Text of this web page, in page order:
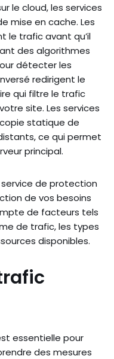
le cloud, les services
mise en cache. Les
le trafic avant qu’il
des algorithmes
détecter les
redirigent le
qui filtre le trafic
site. Les services
statique de
ce qui permet
principal.
de protection
de vos besoins
de facteurs tels
de trafic, les types
disponibles.
essentielle pour
des mesures